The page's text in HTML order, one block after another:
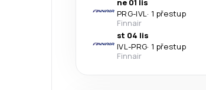
PRG-IVL · 1 přestup
Finnair
st 04 lis
IVL -PRG· 1 přestup
Finnair